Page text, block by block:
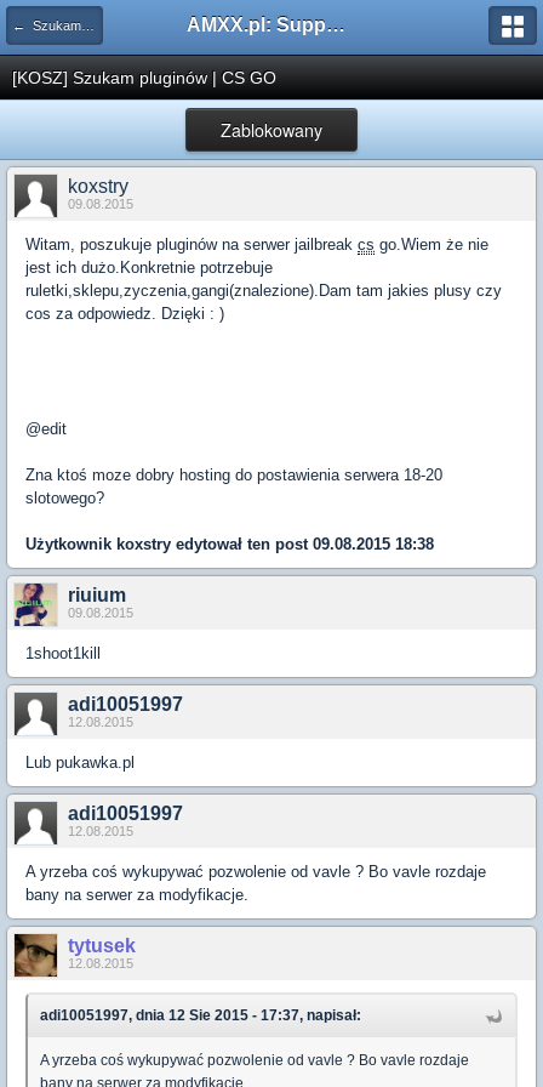
← Szukam pluginu AMXX.pl: Support AMX Mod X i SourceMod
[KOSZ] Szukam pluginów | CS GO
Zablokowany
koxstry
09.08.2015
Witam, poszukuje pluginów na serwer jailbreak cs go.Wiem że nie
jest ich dużo.Konkretnie potrzebuje
ruletki,sklepu,zyczenia,gangi(znalezione).Dam tam jakies plusy czy
cos za odpowiedz. Dzięki : )
@edit
Zna ktoś moze dobry hosting do postawienia serwera 18-20
slotowego?
Użytkownik koxstry edytował ten post 09.08.2015 18:38
riuium
09.08.2015
1shoot1kill
adi10051997
12.08.2015
Lub pukawka.pl
adi10051997
12.08.2015
A yrzeba coś wykupywać pozwolenie od vavle ? Bo vavle rozdaje
bany na serwer za modyfikacje.
tytusek
12.08.2015
adi10051997, dnia 12 Sie 2015 - 17:37, napisał:
A yrzeba coś wykupywać pozwolenie od vavle ? Bo vavle rozdaje
bany na serwer za modyfikacje.